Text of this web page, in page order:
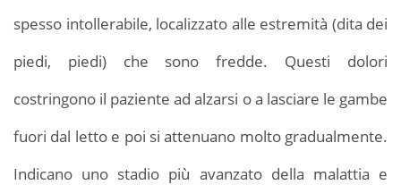
spesso intollerabile, localizzato alle estremità (dita dei
piedi, piedi) che sono fredde. Questi dolori
costringono il paziente ad alzarsi o a lasciare le gambe
fuori dal letto e poi si attenuano molto gradualmente.
Indicano uno stadio più avanzato della malattia e